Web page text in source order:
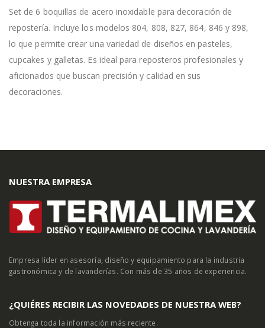
Set de 6 boquillas de acero inoxidable para decoración de
repostería. Incluye los modelos 804, 808, 827, 864, 846 y 898,
lo que permite crear una variedad de diseños en pasteles,
cupcakes y galletas. Es ideal para reposteros profesionales y
aficionados que buscan precisión y calidad en sus
decoraciones.
NUESTRA EMPRESA
Empresa líder en asesoría, diseño y equipamiento para la industria
gastronómica y de lavanderías. Con más de 35 años de experiencia.
¿QUIÉRES RECIBIR LAS NOVEDADES DE NUESTRA WEB?
Obtenga toda la información más reciente.